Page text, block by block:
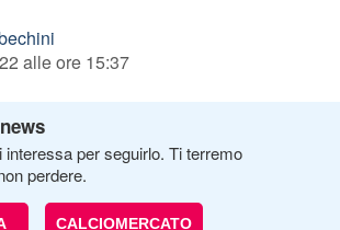
alle ore 15:37
interessa per seguirlo. Ti terremo
perdere.
CALCIOMERCATO